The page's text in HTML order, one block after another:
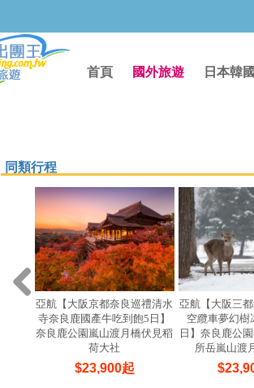
首頁 國外旅遊 日本韓國
同類行程
亞航【大阪京都奈良巡禮清水
寺奈良鹿國產牛吃到飽5日】
奈良鹿公園嵐山渡月橋伏見稻
荷大社
$23,900起
亞航【大阪三
空纜車夢幻樹
日】奈良鹿公
所岳嵐山渡
$